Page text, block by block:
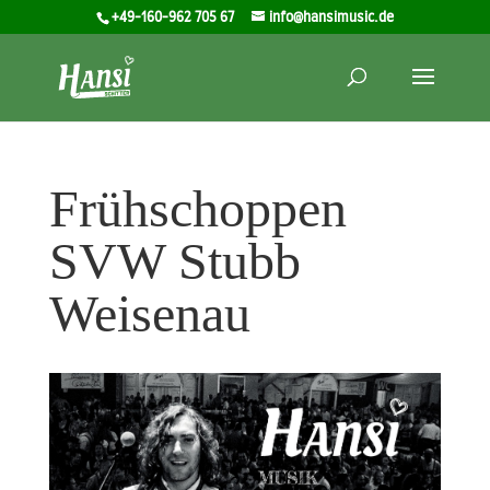
+49-160-962 705 67 info@hansimusic.de
Frühschoppen
SVW Stubb
Weisenau